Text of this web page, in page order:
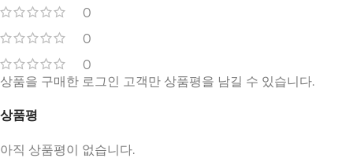
0
0
0
상품평
아직 상품평이 없습니다.
상품을 구매한 로그인 고객만 상품평을 남길 수 있습니다.